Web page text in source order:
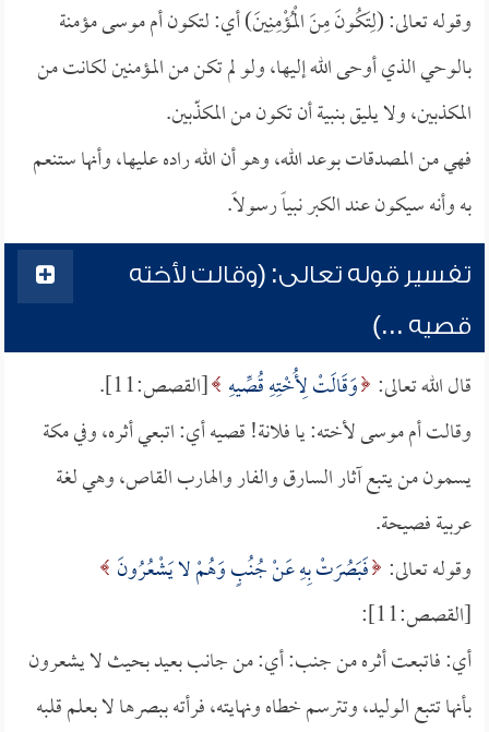
وقوله تعالى: (لِتَكُونَ مِنَ الْمُؤْمِنِينَ) أي: لتكون أم موسى مؤمنة
بالوحي الذي أوحى الله إليها، ولو لم تكن من المؤمنين لكانت من
المكذبين، ولا يليق بنبية أن تكون من المكذّبين.
فهي من المصدقات بوعد الله، وهو أن الله راده عليها، وأنها ستنعم
به وأنه سيكون عند الكبر نبياً رسولاً.
تفسير قوله تعالى: (وقالت لأخته
قصيه ...)
قال الله تعالى: وَقَالَتْ لِأُخْتِهِ قُصِّيهِ [القصص:11].
وقالت أم موسى لأخته: يا فلانة! قصيه أي: اتبعي أثره، وفي مكة
يسمون من يتبع آثار السارق والفار والهارب القاص، وهي لغة
عربية فصيحة.
وقوله تعالى: فَبَصُرَتْ بِهِ عَنْ جُنُبٍ وَهُمْ لا يَشْعُرُونَ
[القصص:11]:
أي: فاتبعت أثره من جنب: أي: من جانب بعيد بحيث لا يشعرون
بأنها تتبع الوليد، وتترسم خطاه ونهايته، فرأته ببصرها لا بعلم قلبه